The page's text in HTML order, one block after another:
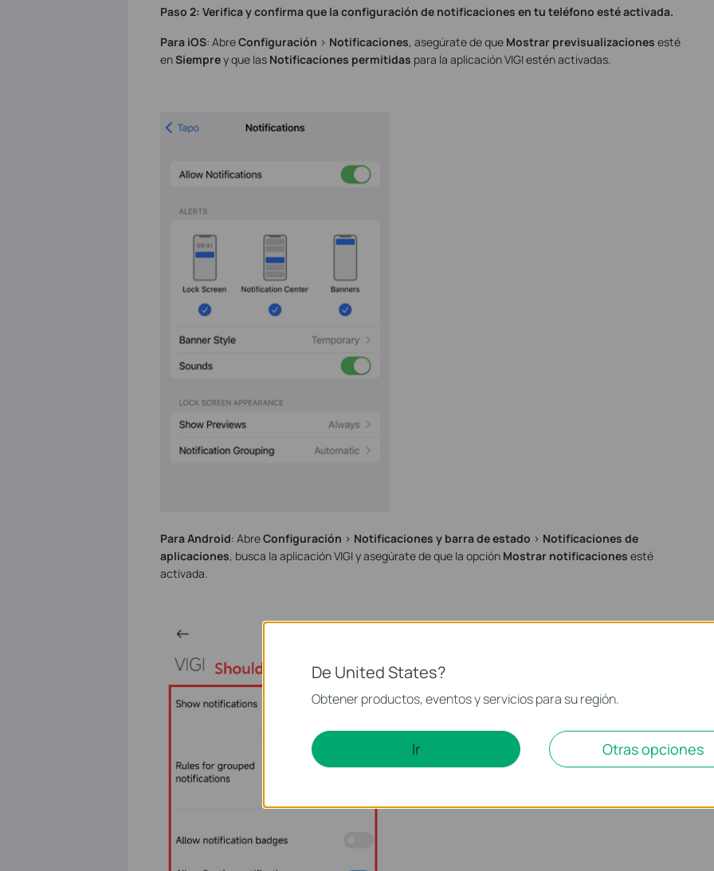
Paso 2: Verifica y confirma que la configuración de notificaciones en tu teléfono esté activada.
Para iOS: AbreConfiguración > Notificaciones, asegúrate de que Mostrar previsualizaciones esté
enSiemprey que las Notificaciones permitidas para la aplicación VIGI estén activadas.
Para Android: AbreConfiguración > Notificaciones y barra de estado > Notificaciones de
aplicaciones, busca la aplicación VIGI y asegúrate de que la opción Mostrar notificaciones esté
activada.
De United States?
Obtener productos, eventos y servicios para su región.
Ir Otras opciones